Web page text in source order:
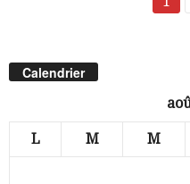
Calendrier
L M M